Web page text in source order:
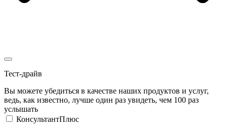
Тест-драйв
Вы можете убедиться в качестве наших продуктов и услуг,
ведь, как известно, лучше один раз увидеть, чем 100 раз
услышать
КонсультантПлюс